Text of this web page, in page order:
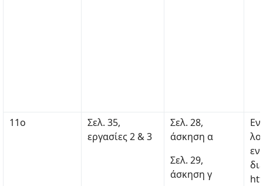
11ο
Σελ. 35,
εργασίες 2 & 3
Σελ. 28,
άσκηση α
Σελ. 29,
άσκηση γ